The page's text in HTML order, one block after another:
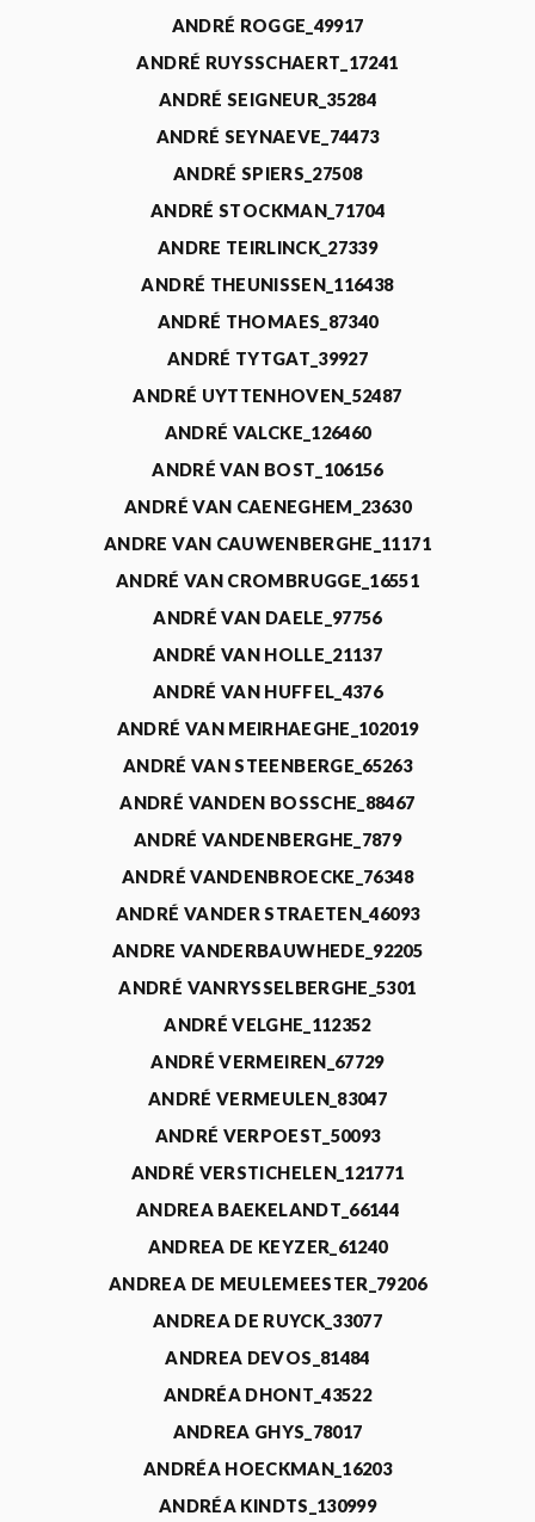
ANDRÉ ROGGE_49917
ANDRÉ RUYSSCHAERT_17241
ANDRÉ SEIGNEUR_35284
ANDRÉ SEYNAEVE_74473
ANDRÉ SPIERS_27508
ANDRÉ STOCKMAN_71704
ANDRE TEIRLINCK_27339
ANDRÉ THEUNISSEN_116438
ANDRÉ THOMAES_87340
ANDRÉ TYTGAT_39927
ANDRÉ UYTTENHOVEN_52487
ANDRÉ VALCKE_126460
ANDRÉ VAN BOST_106156
ANDRÉ VAN CAENEGHEM_23630
ANDRE VAN CAUWENBERGHE_11171
ANDRÉ VAN CROMBRUGGE_16551
ANDRÉ VAN DAELE_97756
ANDRÉ VAN HOLLE_21137
ANDRÉ VAN HUFFEL_4376
ANDRÉ VAN MEIRHAEGHE_102019
ANDRÉ VAN STEENBERGE_65263
ANDRÉ VANDEN BOSSCHE_88467
ANDRÉ VANDENBERGHE_7879
ANDRÉ VANDENBROECKE_76348
ANDRÉ VANDER STRAETEN_46093
ANDRE VANDERBAUWHEDE_92205
ANDRÉ VANRYSSELBERGHE_5301
ANDRÉ VELGHE_112352
ANDRÉ VERMEIREN_67729
ANDRÉ VERMEULEN_83047
ANDRÉ VERPOEST_50093
ANDRÉ VERSTICHELEN_121771
ANDREA BAEKELANDT_66144
ANDREA DE KEYZER_61240
ANDREA DE MEULEMEESTER_79206
ANDREA DE RUYCK_33077
ANDREA DEVOS_81484
ANDRÉA DHONT_43522
ANDREA GHYS_78017
ANDRÉA HOECKMAN_16203
ANDRÉA KINDTS_130999